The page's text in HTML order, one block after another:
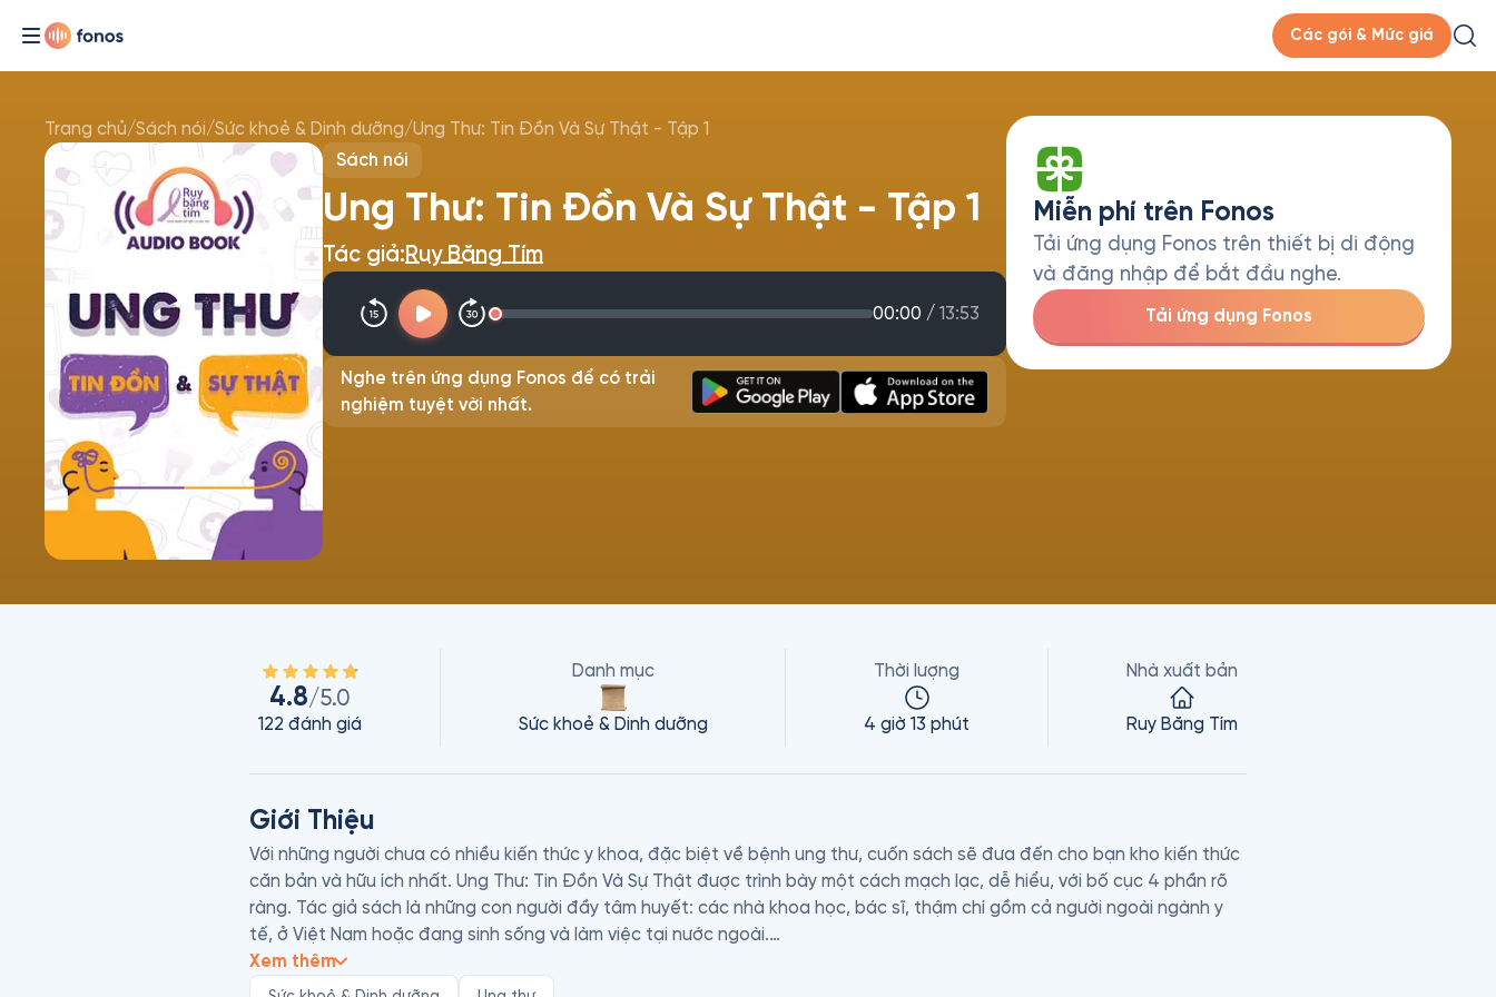
Các gói & Mức giá
Trang chủ/Sách nói/Sức khoẻ & Dinh dưỡng/Ung Thư: Tin Đồn Và Sự Thật - Tập 1
Sách nói
Ung Thư: Tin Đồn Và Sự Thật - Tập 1
Tác giả:Ruy Băng Tím
00:00 / 13:53
Nghe trên ứng dụng Fonos để có trải
nghiệm tuyệt vời nhất.
Miễn phí trên Fonos
Tải ứng dụng Fonos trên thiết bị di động
và đăng nhập để bắt đầu nghe.
Tải ứng dụng Fonos
4.8/5.0
122 đánh giá
Danh mục
Sức khoẻ & Dinh dưỡng
Thời lượng
4 giờ 13 phút
Nhà xuất bản
Ruy Băng Tím
Giới Thiệu
Với những người chưa có nhiều kiến thức y khoa, đặc biệt về bệnh ung thư, cuốn sách sẽ đưa đến cho bạn kho kiến thức
căn bản và hữu ích nhất. Ung Thư: Tin Đồn Và Sự Thật được trình bày một cách mạch lạc, dễ hiểu, với bố cục 4 phần rõ
ràng. Tác giả sách là những con người đầy tâm huyết: các nhà khoa học, bác sĩ, thậm chí gồm cả người ngoài ngành y
tế, ở Việt Nam hoặc đang sinh sống và làm việc tại nước ngoài.
Nhiều người trong chúng ta, vì muốn duy trì một cuộc sống lạc quan, thoải mái mà từ chối tiếp cận những ấn phẩm,
Xem thêm